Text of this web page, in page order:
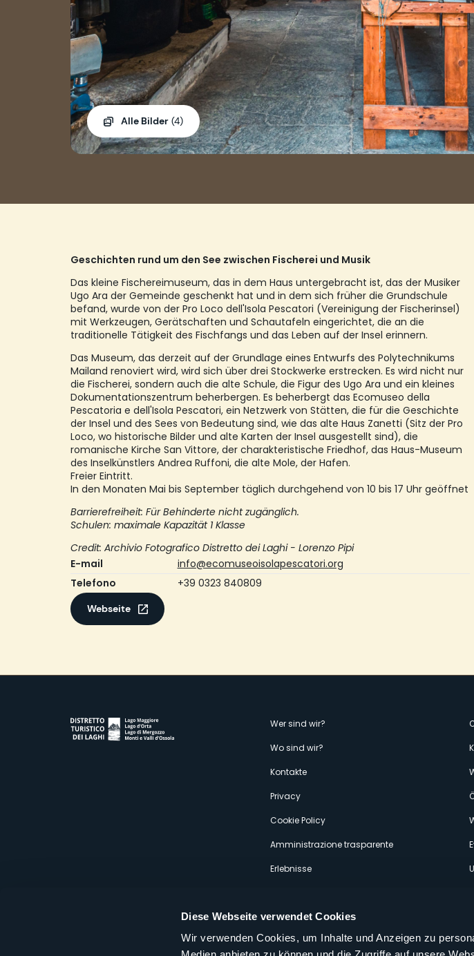
Diese Webseite verwendet Cookies
Wir verwenden Cookies, um Inhalte und Anzeigen zu
Alle Bilder (4)
Geschichten rund um den See zwischen Fischerei und Musik
Das kleine Fischereimuseum, das in dem Haus untergebracht ist, das der Musiker
Ugo Ara der Gemeinde geschenkt hat und in dem sich früher die Grundschule
befand, wurde von der Pro Loco dell'Isola Pescatori (Vereinigung der Fischerinsel)
mit Werkzeugen, Gerätschaften und Schautafeln eingerichtet, die an die
traditionelle Tätigkeit des Fischfangs und das Leben auf der Insel erinnern.
Das Museum, das derzeit auf der Grundlage eines Entwurfs des Polytechnikums
Mailand renoviert wird, wird sich über drei Stockwerke erstrecken. Es wird nicht nur
die Fischerei, sondern auch die alte Schule, die Figur des Ugo Ara und ein kleines
Dokumentationszentrum beherbergen. Es beherbergt das Ecomuseo della
Pescatoria e dell'Isola Pescatori, ein Netzwerk von Stätten, die für die Geschichte
der Insel und des Sees von Bedeutung sind, wie das alte Haus Zanetti (Sitz der Pro
Loco, wo historische Bilder und alte Karten der Insel ausgestellt sind), die
romanische Kirche San Vittore, der charakteristische Friedhof, das Haus-Museum
des Inselkünstlers Andrea Ruffoni, die alte Mole, der Hafen.
Freier Eintritt.
In den Monaten Mai bis September täglich durchgehend von 10 bis 17 Uhr geöffnet
Barrierefreiheit: Für Behinderte nicht zugänglich.
Schulen: maximale Kapazität 1 Klasse
Credit: Archivio Fotografico Distretto dei Laghi - Lorenzo Pipi
E-mail
info@ecomuseoisolapescatori.org
Telefono
+39 0323 840809
Webseite
Menù
secondario
Wer sind wir?
Wo sind wir?
Kontakte
Privacy
Cookie Policy
Amministrazione trasparente
Erlebnisse